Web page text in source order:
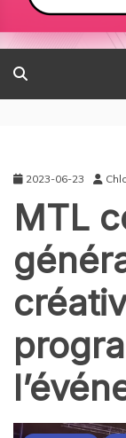
2023-06-23
MTL